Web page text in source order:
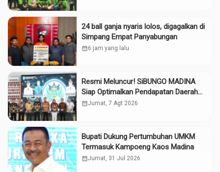
24 ball ganja nyaris lolos, digagalkan di
Simpang Empat Panyabungan
calendar_month6 jam yang lalu
Resmi Meluncur! SiBUNGO MADINA
Siap Optimalkan Pendapatan Daerah
Madina
calendar_monthJumat, 7 Agt 2026
Bupati Dukung Pertumbuhan UMKM
Termasuk Kampoeng Kaos Madina
calendar_monthJumat, 31 Jul 2026